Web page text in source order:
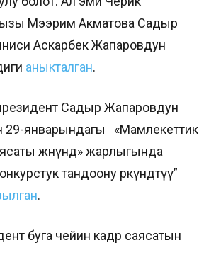
Мээрим Акматова Садыр
Аскарбек Жапаровдун
аныкталган.
Садыр Жапаровдун
январындагы «Мамлекеттик
жөнүндө» жарлыгында
тандоону өркүндөтүү”
.
буга чейин кадр саясатын